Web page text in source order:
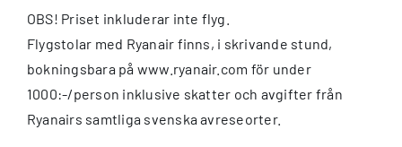
OBS! Priset inkluderar inte flyg.
Flygstolar med Ryanair finns, i skrivande stund,
bokningsbara på www.ryanair.com för under
1000:-/person inklusive skatter och avgifter från
Ryanairs samtliga svenska avreseorter.